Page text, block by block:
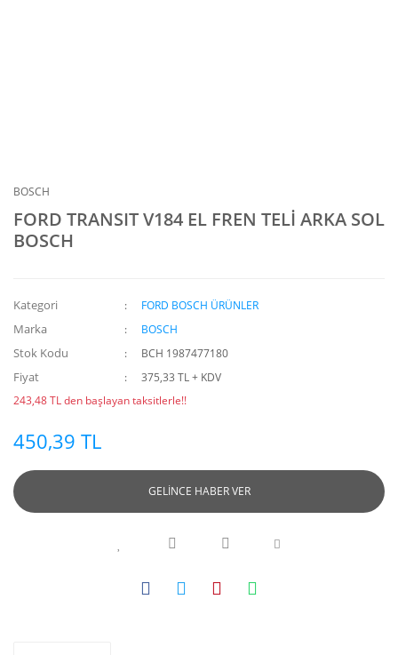
BOSCH
FORD TRANSIT V184 EL FREN TELİ ARKA SOL
BOSCH
Kategori FORD BOSCH ÜRÜNLER
Marka BOSCH
Stok Kodu BCH 1987477180
Fiyat
375,33 TL + KDV
243,48 TL den başlayan taksitlerle!!
450,39 TL
GELİNCE HABER VER